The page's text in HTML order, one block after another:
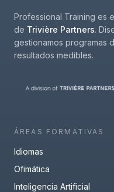
Professional Training es
de Trivière Partners.
gestionamos programas
resultados medibles.
ÁREAS FORMATIVAS
Idiomas
Ofimática
Inteligencia Artificial